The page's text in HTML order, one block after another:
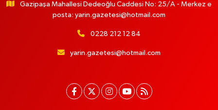
Gazipaşa Mahallesi Dedeoğlu Caddesi No: 25/A - Merkez e
posta: yarin.gazetesi@hotmail.com
0228 212 12 84
yarin.gazetesi@hotmail.com